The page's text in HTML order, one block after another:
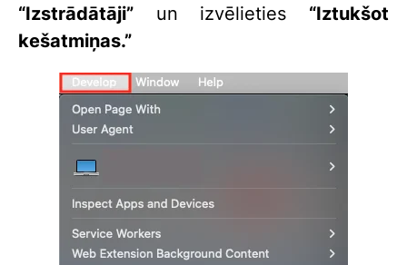
“Izstrādātāji” un izvēlieties “Iztukšot
kešatmiņas.”